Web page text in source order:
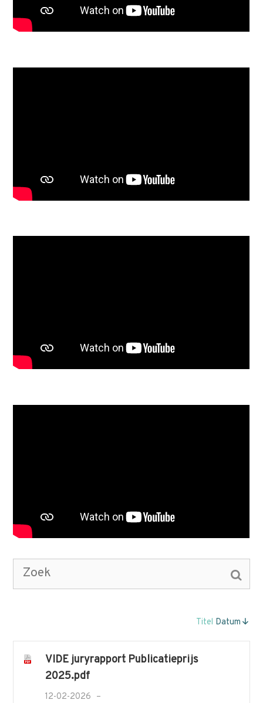
Titel Datum
VIDE juryrapport Publicatieprijs
2025.pdf
12-02-2026